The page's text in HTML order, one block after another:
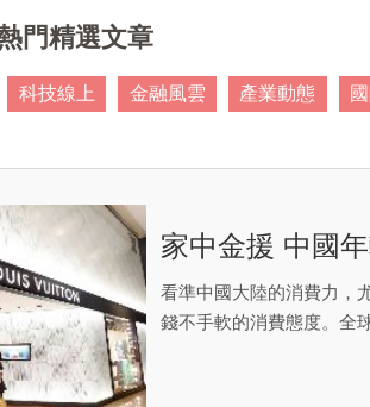
門精選文章
科技線上 金融風雲 產業動態
家中金援 中國
看準中國大陸的消費力，
錢不手軟的消費態度。全